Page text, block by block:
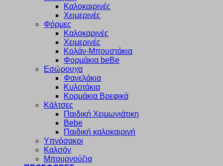
Καλοκαιρινές
Χειμερινές
Φόρμες
Καλοκαρινές
Χειμερινές
Κολάν-Μπουστάκια
Φορμάκια beBe
Εσώρουχα
Φανελάκια
Κυλοτάκια
Κορμάκια Βρεφικά
Κάλτσες
Παιδική Χειμωνιάτικη
Bebe
Παιδική καλοκαιρινή
Υπνόσακοι
Καλσόν
Μπουρνούζια